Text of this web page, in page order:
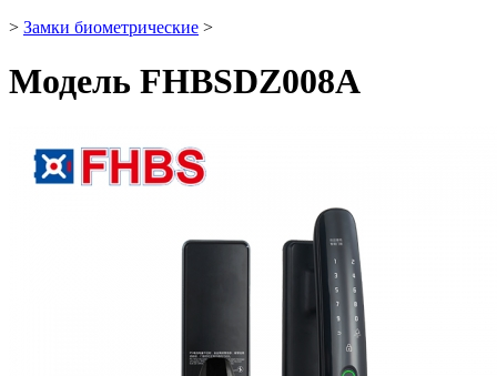
> Замки биометрические >
Модель FHBSDZ008A